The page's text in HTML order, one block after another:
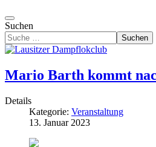
Suchen
Suchen
Mario Barth kommt
Details
Kategorie: Veranstaltung
13. Januar 2023